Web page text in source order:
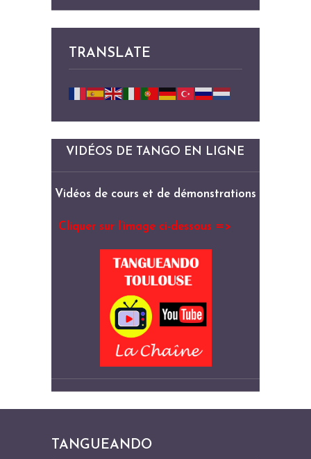
TRANSLATE
VIDÉOS DE TANGO EN LIGNE
Vidéos de cours et de démonstrations
Cliquer sur l’image ci-dessous =>
TANGUEANDO